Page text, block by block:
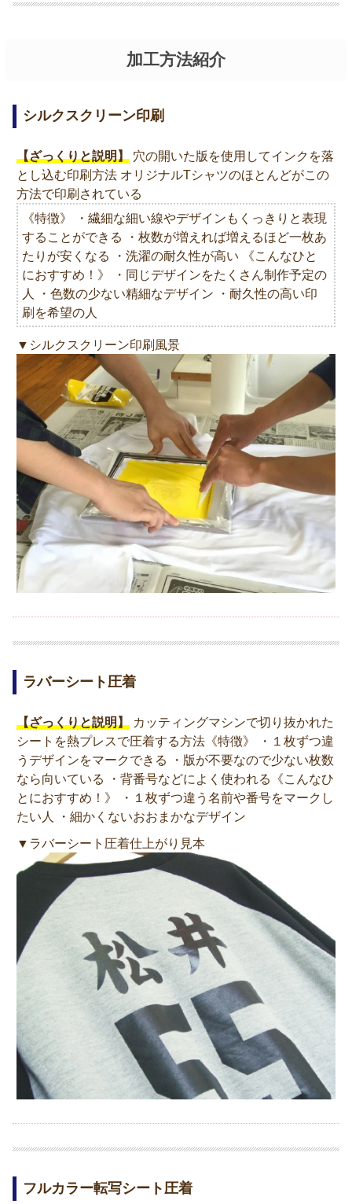
加工方法紹介
シルクスクリーン印刷
【ざっくりと説明】 穴の開いた版を使用してインクを落
とし込む印刷方法 オリジナルTシャツのほとんどがこの
方法で印刷されている
《特徴》 ・繊細な細い線やデザインもくっきりと表現
することができる ・枚数が増えれば増えるほど一枚あ
たりが安くなる ・洗濯の耐久性が高い 《こんなひと
におすすめ！》 ・同じデザインをたくさん制作予定の
人 ・色数の少ない精細なデザイン ・耐久性の高い印
刷を希望の人
▼シルクスクリーン印刷風景
ラバーシート圧着
【ざっくりと説明】 カッティングマシンで切り抜かれた
シートを熱プレスで圧着する方法《特徴》 ・１枚ずつ違
うデザインをマークできる ・版が不要なので少ない枚数
なら向いている ・背番号などによく使われる《こんなひ
とにおすすめ！》 ・１枚ずつ違う名前や番号をマークし
たい人 ・細かくないおおまかなデザイン
▼ラバーシート圧着仕上がり見本
フルカラー転写シート圧着